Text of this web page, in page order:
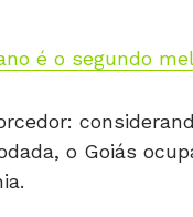
é o segundo
o Goiás